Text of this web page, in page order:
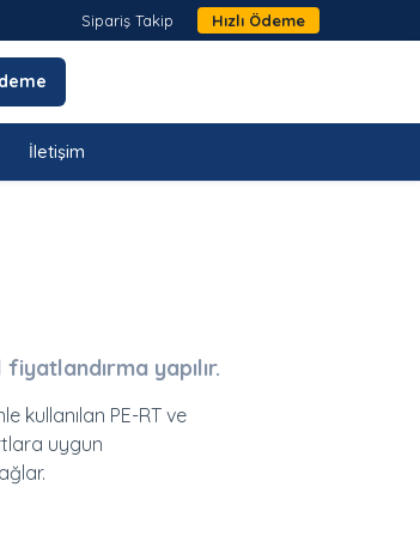
Sipariş Takip Hızlı Ödeme
İletişim
yapılır.
kullanılan PE-RT ve
uygun